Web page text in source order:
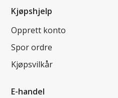
Kjøpshjelp
Opprett konto
Spor ordre
Kjøpsvilkår
E-handel